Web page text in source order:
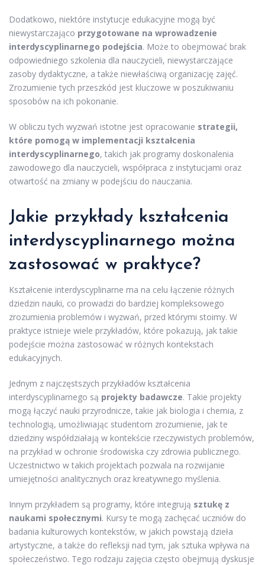
Dodatkowo, niektóre instytucje edukacyjne mogą być
niewystarczająco przygotowane na wprowadzenie
interdyscyplinarnego podejścia. Może to obejmować brak
odpowiedniego szkolenia dla nauczycieli, niewystarczające
zasoby dydaktyczne, a także niewłaściwą organizację zajęć.
Zrozumienie tych przeszkód jest kluczowe w poszukiwaniu
sposobów na ich pokonanie.
W obliczu tych wyzwań istotne jest opracowanie strategii,
które pomogą w implementacji kształcenia
interdyscyplinarnego, takich jak programy doskonalenia
zawodowego dla nauczycieli, współpraca z instytucjami oraz
otwartość na zmiany w podejściu do nauczania.
Jakie przykłady kształcenia
interdyscyplinarnego można
zastosować w praktyce?
Kształcenie interdyscyplinarne ma na celu łączenie różnych
dziedzin nauki, co prowadzi do bardziej kompleksowego
zrozumienia problemów i wyzwań, przed którymi stoimy. W
praktyce istnieje wiele przykładów, które pokazują, jak takie
podejście można zastosować w różnych kontekstach
edukacyjnych.
Jednym z najczęstszych przykładów kształcenia
interdyscyplinarnego są projekty badawcze. Takie projekty
mogą łączyć nauki przyrodnicze, takie jak biologia i chemia, z
technologią, umożliwiając studentom zrozumienie, jak te
dziedziny współdziałają w kontekście rzeczywistych problemów,
na przykład w ochronie środowiska czy zdrowia publicznego.
Uczestnictwo w takich projektach pozwala na rozwijanie
umiejętności analitycznych oraz kreatywnego myślenia.
Innym przykładem są programy, które integrują sztukę z
naukami społecznymi. Kursy te mogą zachęcać uczniów do
badania kulturowych kontekstów, w jakich powstają dzieła
artystyczne, a także do refleksji nad tym, jak sztuka wpływa na
społeczeństwo. Tego rodzaju zajęcia często obejmują dyskusje